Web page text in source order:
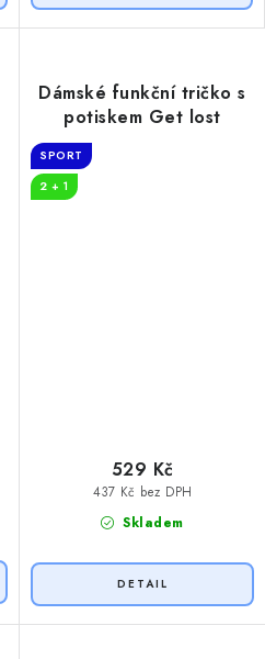
Dámské funkční tričko s
potiskem Get lost
SPORT
2 + 1
Skladem
437 Kč bez DPH
529 Kč